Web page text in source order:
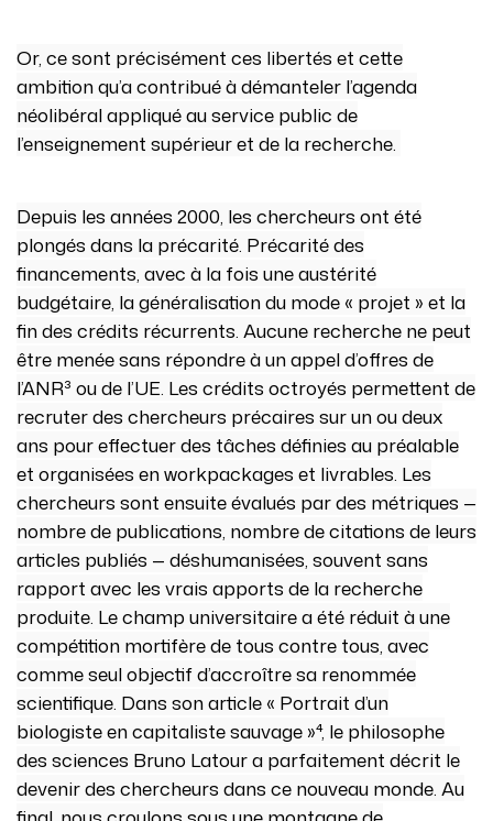
Or, ce sont précisément ces libertés et cette
ambition qu’a contribué à démanteler l’agenda
néolibéral appliqué au service public de
l’enseignement supérieur et de la recherche.
Depuis les années 2000, les chercheurs ont été
plongés dans la précarité. Précarité des
financements, avec à la fois une austérité
budgétaire, la généralisation du mode « projet » et la
fin des crédits récurrents. Aucune recherche ne peut
être menée sans répondre à un appel d’offres de
l’ANR³ ou de l’UE. Les crédits octroyés permettent de
recruter des chercheurs précaires sur un ou deux
ans pour effectuer des tâches définies au préalable
et organisées en workpackages et livrables. Les
chercheurs sont ensuite évalués par des métriques —
nombre de publications, nombre de citations de leurs
articles publiés — déshumanisées, souvent sans
rapport avec les vrais apports de la recherche
produite. Le champ universitaire a été réduit à une
compétition mortifère de tous contre tous, avec
comme seul objectif d’accroître sa renommée
scientifique. Dans son article « Portrait d’un
biologiste en capitaliste sauvage »⁴, le philosophe
des sciences Bruno Latour a parfaitement décrit le
devenir des chercheurs dans ce nouveau monde. Au